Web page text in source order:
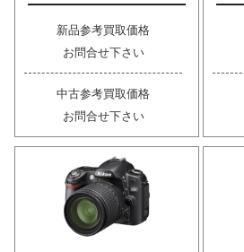
新品参考買取価格
お問合せ下さい
中古参考買取価格
お問合せ下さい